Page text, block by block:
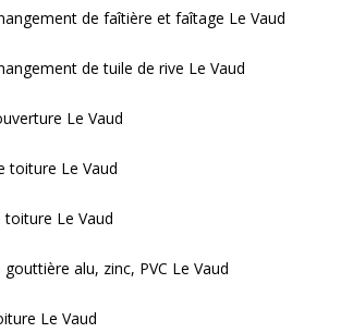
de faîtière et faîtage Le Vaud
de tuile de rive Le Vaud
Le Vaud
toiture Le Vaud
Le Vaud
alu, zinc, PVC Le Vaud
Le Vaud